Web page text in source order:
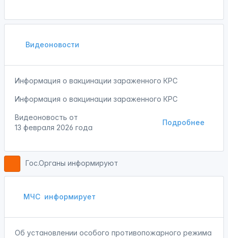
Видеоновости
Информация о вакцинации зараженного КРС
Информация о вакцинации зараженного КРС
Подробнее
Видеоновость от
13 февраля 2026 года
Гос.Органы информируют
МЧС информирует
Об установлении особого противопожарного режима